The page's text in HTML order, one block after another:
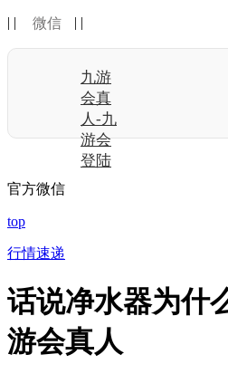
| | 微信 | |
九游
会真
人-九
游会
登陆
官方微信
top
行情速递
话说净水器为什
游会真人